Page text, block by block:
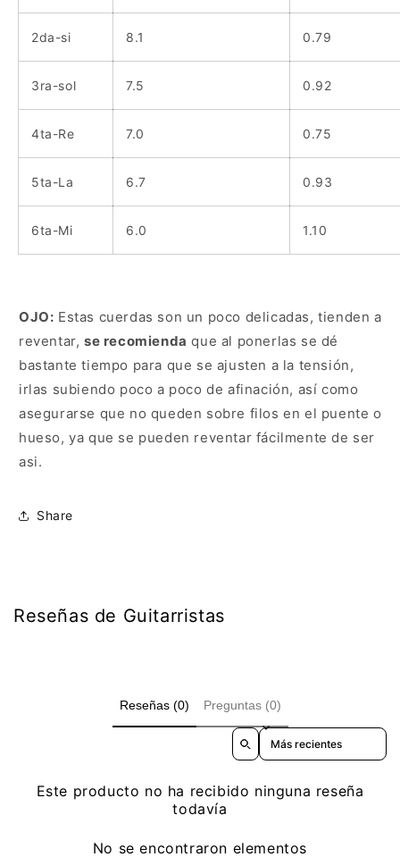
2da-si 8.1 0.79
3ra-sol 7.5 0.92
4ta-Re 7.0 0.75
5ta-La 6.7 0.93
6ta-Mi 6.0 1.10
OJO: Estas cuerdas son un poco delicadas, tienden a
reventar, se recomienda que al ponerlas se dé
bastante tiempo para que se ajusten a la tensión,
irlas subiendo poco a poco de afinación, así como
asegurarse que no queden sobre filos en el puente o
hueso, ya que se pueden reventar fácilmente de ser
asi.
Share
Reseñas de Guitarristas
Reseñas (0) Preguntas (0)
Sort reviews by
Este producto no ha recibido ninguna reseña
todavía
No se encontraron elementos